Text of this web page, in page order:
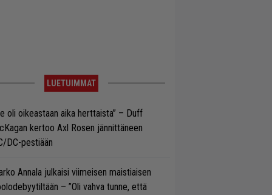
LUETUIMMAT
oli oikeastaan aika herttaista” – Duff
kertoo Axl Rosen jännittäneen
DC-pestiään
Annala julkaisi viimeisen maistiaisen
– ”Oli vahva tunne, että